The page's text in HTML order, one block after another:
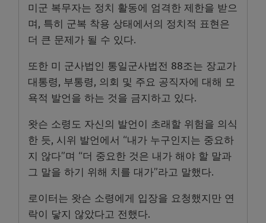
미군 복무자는 정치 활동에 엄격한 제한을 받으
며, 특히 군복 착용 상태에서의 정치적 표현은
더 큰 문제가 될 수 있다.
또한 미 군사법인 통일군사법전 88조는 장교가
대통령, 부통령, 의회 및 주요 공직자에 대해 모
욕적 발언을 하는 것을 금지하고 있다.
왓슨 소령도 자신의 발언이 초래할 위험을 의식
한 듯, 시위 발언에서 “내가 누구인지는 중요하
지 않다”며 “더 중요한 것은 내가 해야 할 말과
그 말을 하기 위해 치를 대가”라고 말했다.
로이터는 왓슨 소령에게 입장을 요청했지만 연
락이 닿지 않았다고 전했다.